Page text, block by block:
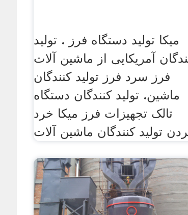
میکا تولید دستگاه فرز . تولید
آمریکایی از ماشین آلات
فرز سرد فرز تولید کنندگان
ماشین. تولید کنندگان دستگاه
تالک تجهیزات فرز میکا خرد